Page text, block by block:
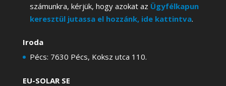
számunkra, kérjük, hogy azokat az Ügyfélkapun
keresztül jutassa el hozzánk, ide kattintva.
Iroda
Pécs: 7630 Pécs, Koksz utca 110.
EU-SOLAR SE